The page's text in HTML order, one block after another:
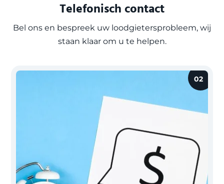
Telefonisch contact
Bel ons en bespreek uw loodgietersprobleem, wij
staan klaar om u te helpen.
02